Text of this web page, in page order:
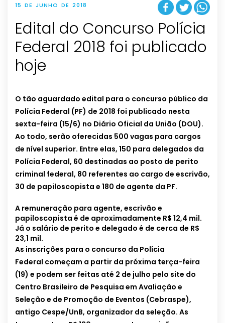
15 DE JUNHO DE 2018
Edital do Concurso Polícia
Federal 2018 foi publicado
hoje
O tão aguardado edital para o concurso público da
Polícia Federal (PF) de 2018 foi publicado nesta
sexta-feira (15/6) no Diário Oficial da União (DOU).
Ao todo, serão oferecidas 500 vagas para cargos
de nível superior. Entre elas, 150 para delegados da
Polícia Federal, 60 destinadas ao posto de perito
criminal federal, 80 referentes ao cargo de escrivão,
30 de papiloscopista e 180 de agente da PF.
A remuneração para agente, escrivão e
papiloscopista é de aproximadamente R$ 12,4 mil.
Já o salário de perito e delegado é de cerca de R$
23,1 mil.
As inscrições para o concurso da Polícia
Federal começam a partir da próxima terça-feira
(19) e podem ser feitas até 2 de julho pelo site do
Centro Brasileiro de Pesquisa em Avaliação e
Seleção e de Promoção de Eventos (Cebraspe),
antigo Cespe/UnB, organizador da seleção. As